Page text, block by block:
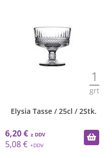
1
grt
Elysia Tasse / 25cl / 2Stk.
6,20 €
5,08 €